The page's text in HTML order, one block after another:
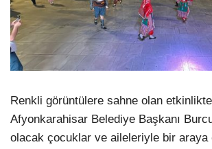
Renkli görüntülere sahne olan
Afyonkarahisar Belediye Başkanı
olacak çocuklar ve aileleriyle bir araya